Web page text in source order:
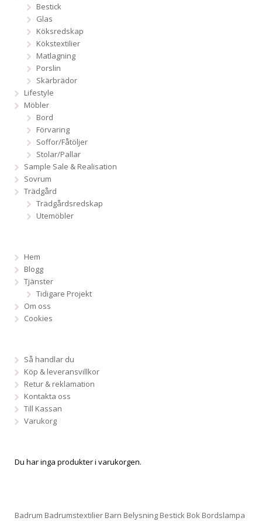
Bestick
Glas
Köksredskap
Kökstextilier
Matlagning
Porslin
Skärbrädor
Lifestyle
Möbler
Bord
Förvaring
Soffor/Fåtöljer
Stolar/Pallar
Sample Sale & Realisation
Sovrum
Trädgård
Trädgårdsredskap
Utemöbler
Hem
Blogg
Tjänster
Tidigare Projekt
Om oss
Cookies
Så handlar du
Köp & leveransvillkor
Retur & reklamation
Kontakta oss
Till Kassan
Varukorg
Du har inga produkter i varukorgen.
Badrum Badrumstextilier Barn Belysning Bestick Bok Bordslampa